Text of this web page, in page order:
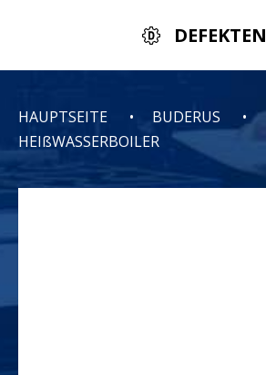
DEFEKTEN
HAUPTSEITE
BUDERUS
HEIßWASSERBOILER